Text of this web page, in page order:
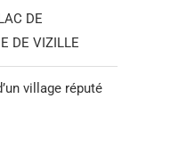
DE
DE VIZILLE
village réputé